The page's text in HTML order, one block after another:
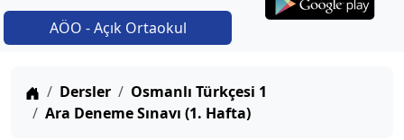
AÖO - Açık Ortaokul
Anasayfa
Dersler
Osmanlı Türkçesi 1
Ara Deneme Sınavı (1. Hafta)